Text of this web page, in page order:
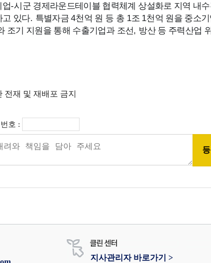
업-시군 경제라운드테이블 협력체계 상설화로 지역 내
고 있다. 특별자금4천억 원 등 총 1조 1천억 원을 중소
조기 지원을 통해 수출기업과 조선, 방산 등 주력산업
전재 및 재배포 금지
호 :
지사관리자 바로가기 >